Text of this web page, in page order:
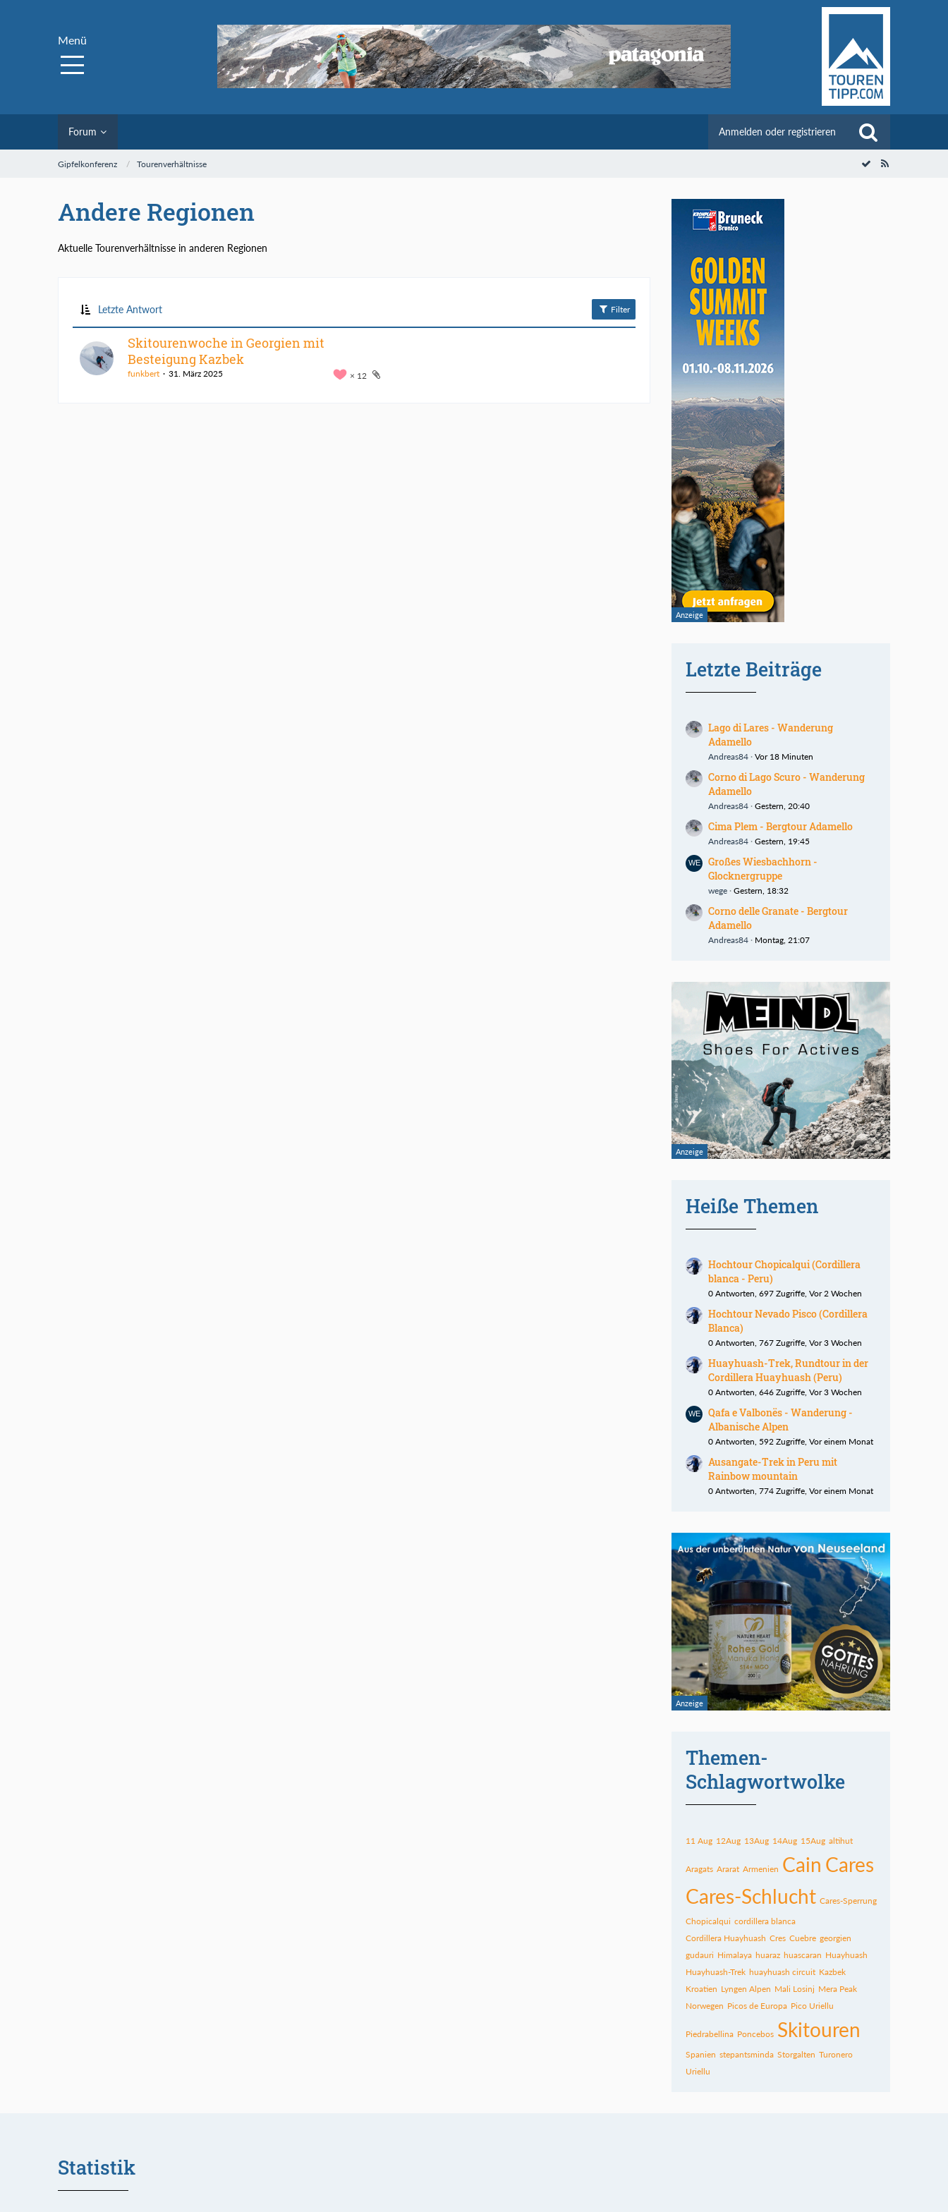
Menü
Forum Anmelden oder registrieren
Gipfelkonferenz Tourenverhältnisse
Andere Regionen
Aktuelle Tourenverhältnisse in anderen Regionen
Letzte Antwort Filter
Skitourenwoche in Georgien mit
Besteigung Kazbek
12
funkbert 31. März 2025
Letzte Beiträge
Lago di Lares - Wanderung
Adamello
Andreas84 Vor 18 Minuten
Corno di Lago Scuro - Wanderung
Adamello
Andreas84 Gestern, 20:40
Cima Plem - Bergtour Adamello
Andreas84 Gestern, 19:45
Großes Wiesbachhorn -
Glocknergruppe
wege Gestern, 18:32
Corno delle Granate - Bergtour
Adamello
Andreas84 Montag, 21:07
Heiße Themen
Hochtour Chopicalqui (Cordillera
blanca - Peru)
0 Antworten, 697 Zugriffe, Vor 2 Wochen
Hochtour Nevado Pisco (Cordillera
Blanca)
0 Antworten, 767 Zugriffe, Vor 3 Wochen
Huayhuash-Trek, Rundtour in der
Cordillera Huayhuash (Peru)
0 Antworten, 646 Zugriffe, Vor 3 Wochen
Qafa e Valbonës - Wanderung -
Albanische Alpen
0 Antworten, 592 Zugriffe, Vor einem Monat
Ausangate-Trek in Peru mit
Rainbow mountain
0 Antworten, 774 Zugriffe, Vor einem Monat
Themen-
Schlagwortwolke
11 Aug 12Aug 13Aug 14Aug 15Aug altihut
Aragats Ararat Armenien Cain Cares
Cares-Schlucht Cares-Sperrung
Chopicalqui cordillera blanca
Cordillera Huayhuash Cres Cuebre georgien
gudauri Himalaya huaraz huascaran Huayhuash
Huayhuash-Trek huayhuash circuit Kazbek
Kroatien Lyngen Alpen Mali Losinj Mera Peak
Norwegen Picos de Europa Pico Uriellu
Piedrabellina Poncebos Skitouren
Spanien stepantsminda Storgalten Turonero
Uriellu
Statistik